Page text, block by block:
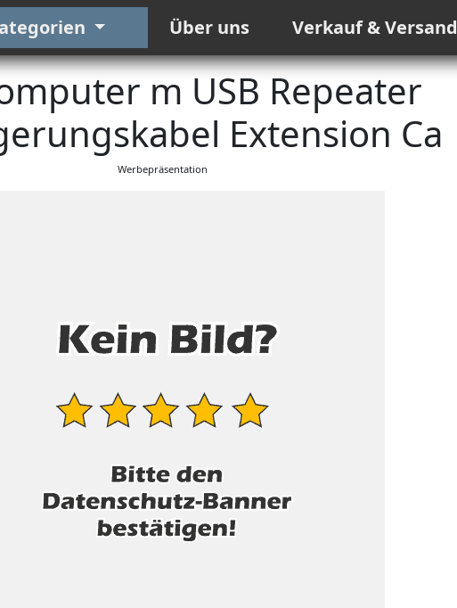
Über uns Verkauf & Versand
m USB Repeater
Extension Ca
Werbepräsentation